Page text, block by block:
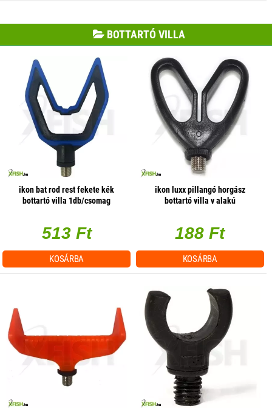
BOTTARTÓ VILLA
ikon bat rod rest fekete kék
bottartó villa 1db/csomag
513 Ft
KOSÁRBA
ikon luxx pillangó horgász
bottartó villa v alakú
188 Ft
KOSÁRBA